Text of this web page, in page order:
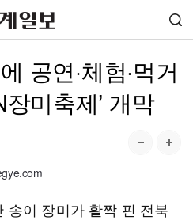
공연·체험·먹거
미축제’ 개막
송이 장미가 활짝 핀 전북